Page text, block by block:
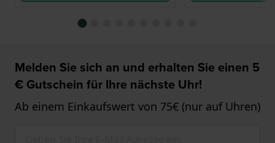
Melden Sie sich an und erhalten Sie einen 5
€ Gutschein für Ihre nächste Uhr!
Ab einem Einkaufswert von 75€ (nur auf Uhren)